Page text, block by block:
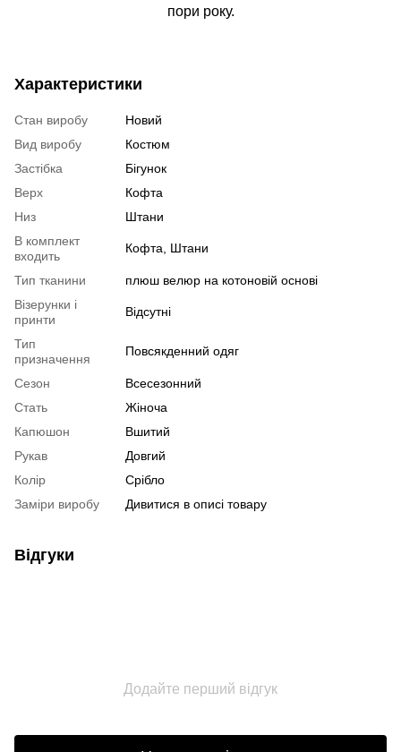
пори року.
Характеристики
Стан виробу
Новий
Вид виробу
Костюм
Застібка
Бігунок
Верх
Кофта
Низ
Штани
В комплект
входить
Кофта, Штани
Тип тканини
плюш велюр на котоновій основі
Візерунки і
принти
Відсутні
Тип
призначення
Повсякденний одяг
Сезон
Всесезонний
Стать
Жіноча
Капюшон
Вшитий
Рукав
Довгий
Колір
Срібло
Заміри виробу
Дивитися в описі товару
Відгуки
Додайте перший відгук